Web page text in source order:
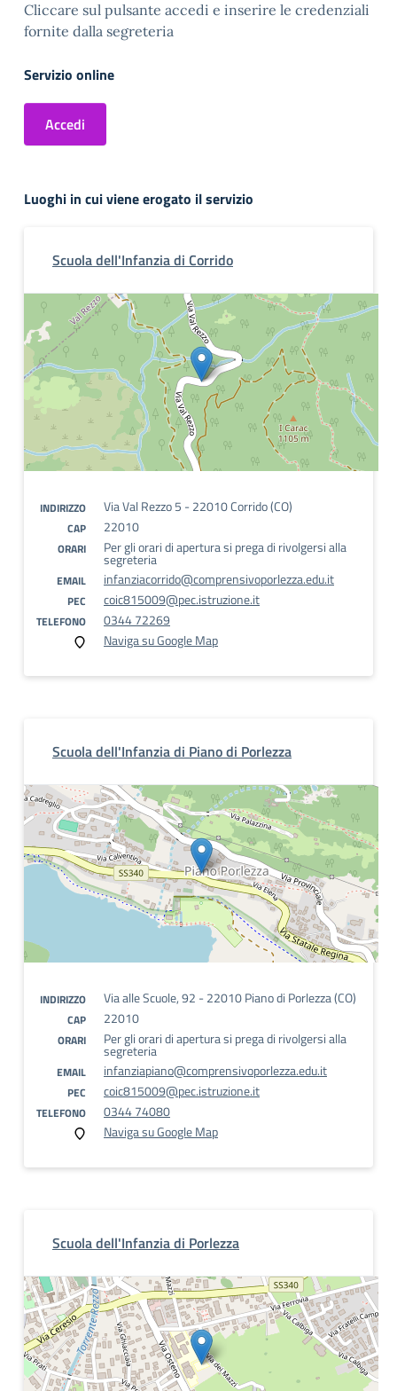
Cliccare sul pulsante accedi e inserire le credenziali
fornite dalla segreteria
Servizio online
Accedi
Luoghi in cui viene erogato il servizio
Scuola dell'Infanzia di Corrido
INDIRIZZO Via Val Rezzo 5 - 22010 Corrido (CO)
CAP 22010
ORARI Per gli orari di apertura si prega di rivolgersi alla
segreteria
EMAIL infanziacorrido@comprensivoporlezza.edu.it
PEC coic815009@pec.istruzione.it
TELEFONO
0344 72269
Naviga su Google Map
Scuola dell'Infanzia di Piano di Porlezza
INDIRIZZO Via alle Scuole, 92 - 22010 Piano di Porlezza (CO)
CAP 22010
ORARI Per gli orari di apertura si prega di rivolgersi alla
segreteria
EMAIL infanziapiano@comprensivoporlezza.edu.it
PEC coic815009@pec.istruzione.it
TELEFONO
0344 74080
Naviga su Google Map
Scuola dell'Infanzia di Porlezza